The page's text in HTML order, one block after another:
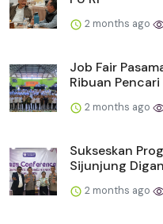
2 months ago
Job Fair
Ribuan Pencari
2 months ago
Sukseskan
Sijunjung
2 months ago